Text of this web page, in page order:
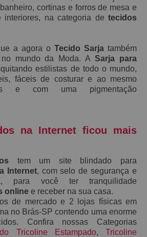
cortinas e forros de mesa e
na categoria de tecidos
a agora o Tecido Sarja também
no mundo da Moda. ASarja para
estilistas de todo o mundo,
fáceis de costurar e ao mesmo
e com uma pigmentação
na Internet ficou mais
tem um site blindado para
Internet, com selo de segurança e
para você ter tranquilidade
online e receber na sua casa.
de mercado e 2 lojas físicas em
no Brás-SP contendo uma enorme
Confira nossas Categorias
Tricoline Estampado,Tricoline